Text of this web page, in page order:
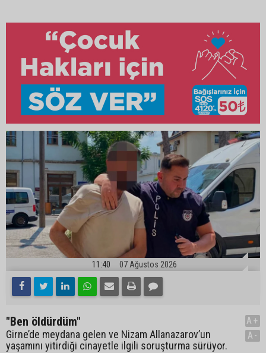
11:40 07 Ağustos 2026
"Ben öldürdüm"
Girne’de meydana gelen ve Nizam Allanazarov’un
yaşamını yitirdiği cinayetle ilgili soruşturma sürüyor.
A+
A-